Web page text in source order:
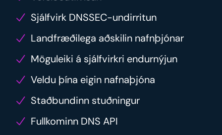
Sjálfvirk DNSSEC-undirritun
Landfræðilega aðskilin nafnþjónar
Möguleiki á sjálfvirkri endurnýjun
Veldu þína eigin nafnaþjóna
Staðbundinn stuðningur
Fullkominn DNS API